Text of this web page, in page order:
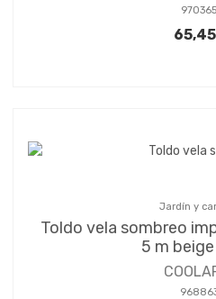
Jardín y
Toldo vela sombreo
5 m